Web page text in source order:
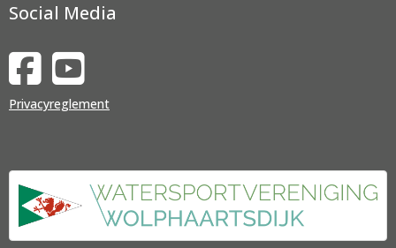
Social Media
Privacyreglement